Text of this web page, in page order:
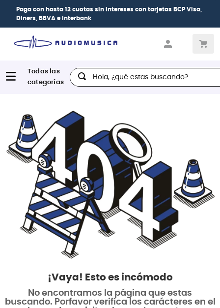
Paga con hasta 12 cuotas sin intereses con tarjetas BCP Visa,
Diners, BBVA e Interbank
Hola, ¿qué estas buscando?
¡Vaya! Esto es incómodo
No encontramos la página que estas
buscando. Porfavor verifica los carácteres en el